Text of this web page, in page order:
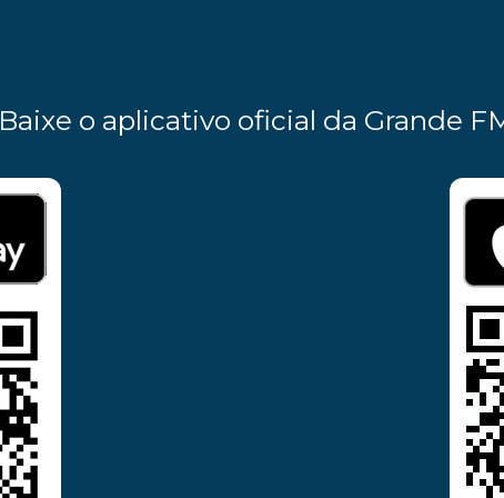
Baixe o aplicativo oficial da Grande